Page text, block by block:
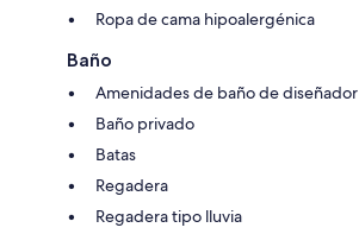
Ropa de cama hipoalergénica
Baño
Amenidades de baño de diseñador
Baño privado
Batas
Regadera
Regadera tipo lluvia